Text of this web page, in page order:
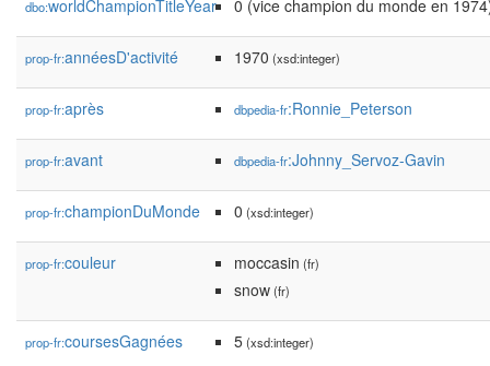
dbo:worldChampionTitleYear 0 (vice champion du monde en
prop-fr:annéesD'activité 1970 (xsd:integer)
prop-fr:après dbpedia-fr:Ronnie_Peterson
prop-fr:avant dbpedia-fr:Johnny_Servoz-Gavin
prop-fr:championDuMonde 0 (xsd:integer)
prop-fr:couleur moccasin (fr)
snow(fr)
prop-fr:coursesGagnées 5(xsd:integer)